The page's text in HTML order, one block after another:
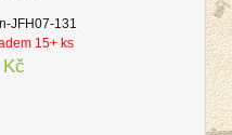
JFH07-131
15+ ks